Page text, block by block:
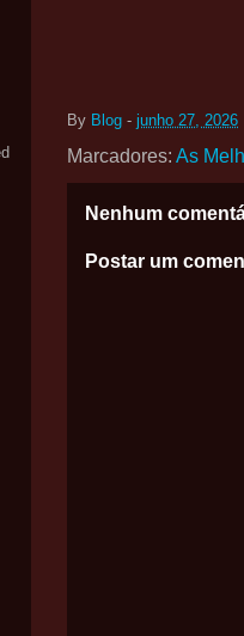
By Blog - junho 27, 2026
Marcadores: As
Nenhum
Postar um